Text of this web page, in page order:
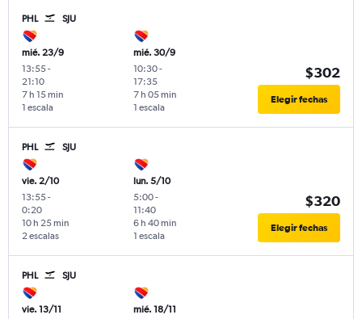
PHL SJU
mié. 23/9
13:55-
21:10
1 escala
7 h 15 min
mié. 30/9
10:30-
17:35
1 escala
7 h 05 min
$302
Elegir fechas
PHL SJU
vie. 2/10
13:55-
0:20
2 escalas
10 h 25 min
lun. 5/10
5:00-
11:40
1 escala
6 h 40 min
$320
Elegir fechas
PHL SJU
vie. 13/11
mié. 18/11